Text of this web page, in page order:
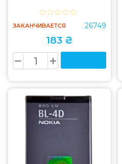
ЗАКАНЧИВАЕТСЯ 26749
183 ₴